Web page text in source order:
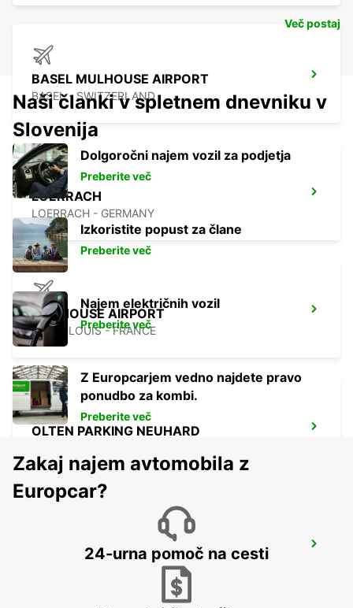
BASEL MULHOUSE AIRPORT
BASEL - SWITZERLAND
LOERRACH
LOERRACH - GERMANY
MULHOUSE AIRPORT
SAINT-LOUIS - FRANCE
OLTEN PARKING NEUHARD
SOLOTHURN ZUCHWIL AUTO WEBER
ZUCHWIL - SWITZERLAND
Več postaj
Naši članki v spletnem dnevniku v
Slovenija
Dolgoročni najem vozil za podjetja
Preberite več
Izkoristite popust za člane
Preberite več
Najem električnih vozil
Preberite več
Z Europcarjem vedno najdete pravo
ponudbo za kombi.
Preberite več
Zakaj najem avtomobila z
Europcar?
24-urna pomoč na cesti